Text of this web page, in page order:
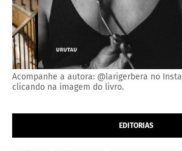
Acompanhe a autora: @larigerbera no
clicando na imagem do livro.
EDITORIAS